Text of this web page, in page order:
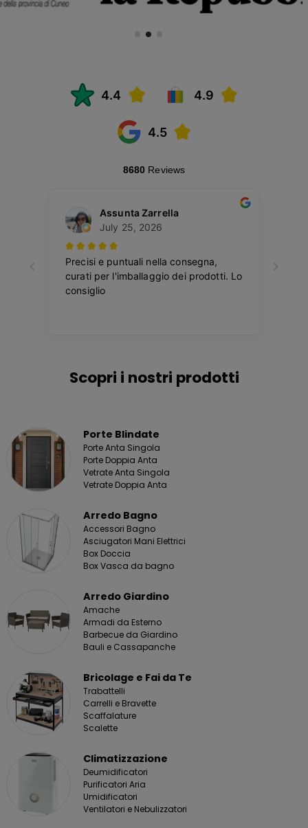
Scopri i nostri prodotti
Porte Blindate
Porte Anta Singola
Porte Doppia Anta
Vetrate Anta Singola
Vetrate Doppia Anta
Arredo Bagno
Accessori Bagno
Asciugatori Mani Elettrici
Box Doccia
Box Vasca da bagno
Arredo Giardino
Amache
Armadi da Esterno
Barbecue da Giardino
Bauli e Cassapanche
Bricolage e Fai da Te
Trabattelli
Carrelli e Bravette
Scaffalature
Scalette
Climatizzazione
Deumidificatori
Purificatori Aria
Umidificatori
Ventilatori e Nebulizzatori